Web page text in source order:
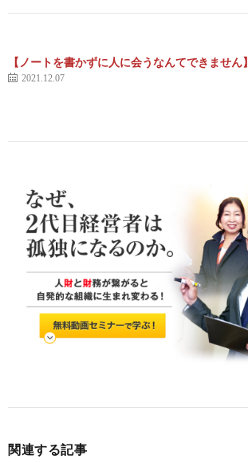
【ノートを書かずに人に会うなんてできません】
2021.12.07
関連する記事